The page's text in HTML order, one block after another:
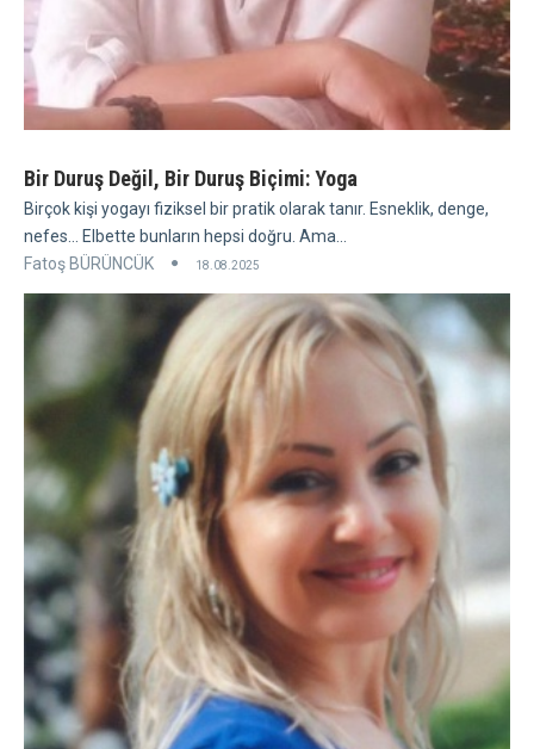
Bir Duruş Değil, Bir Duruş Biçimi: Yoga
Birçok kişi yogayı fiziksel bir pratik olarak tanır. Esneklik, denge,
nefes... Elbette bunların hepsi doğru. Ama...
Fatoş BÜRÜNCÜK
18.08.2025